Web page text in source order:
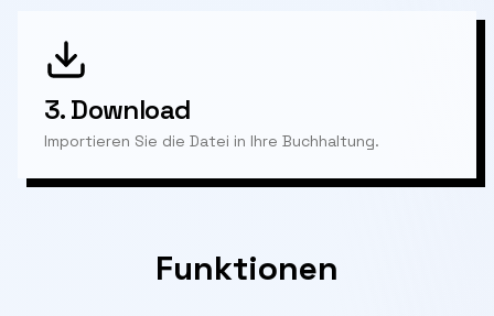
3.Download
Importieren Sie die Datei in Ihre Buchhaltung.
Funktionen